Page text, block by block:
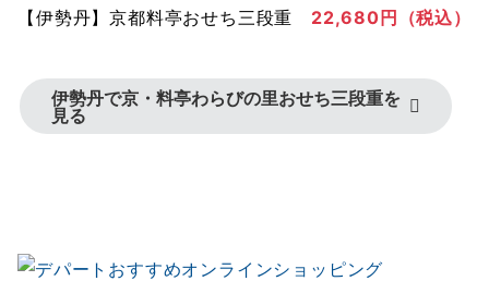
【伊勢丹】京都料亭おせち三段重 22,680円（税込）
伊勢丹で京・料亭わらびの里おせち三段重を
見る